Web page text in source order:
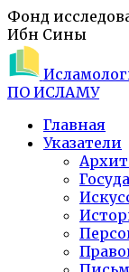
Фонд
Ибн Сины
ПО ИСЛАМУ
Главная
Указатели